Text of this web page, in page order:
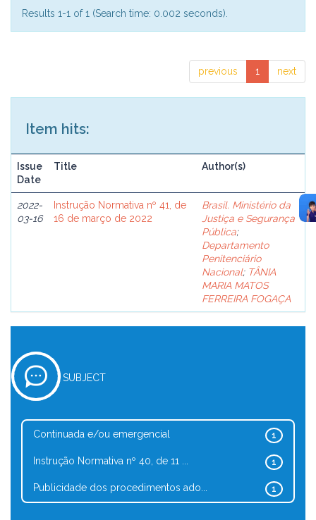
Results 1-1 of 1 (Search time: 0.002 seconds).
previous 1 next
Item hits:
Issue
Date
Title Author(s)
2022-
03-16
Instrução Normativa nº 41, de
16 de março de 2022
Brasil. Ministério da
Justiça e Segurança
Pública;
Departamento
Penitenciário
Nacional; TÂNIA
MARIA MATOS
FERREIRA FOGAÇA
SUBJECT
1
Continuada e/ou emergencial
1
Instrução Normativa nº 40, de 11 ...
1
Publicidade dos procedimentos ado...